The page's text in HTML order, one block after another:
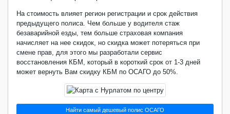
На стоимость влияет регион регистрации и срок действия
предыдущего полиса. Чем больше у водителя стаж
безаварийной езды, тем больше страховая компания
начисляет на нее скидок, но скидка может потеряться при
смене прав, для этого мы разработали сервис
восстановления КБМ, который в короткий срок от 1-3 дней
может вернуть Вам скидку КБМ по ОСАГО до 50%.
Найти самый дешевый полис ОСАГО